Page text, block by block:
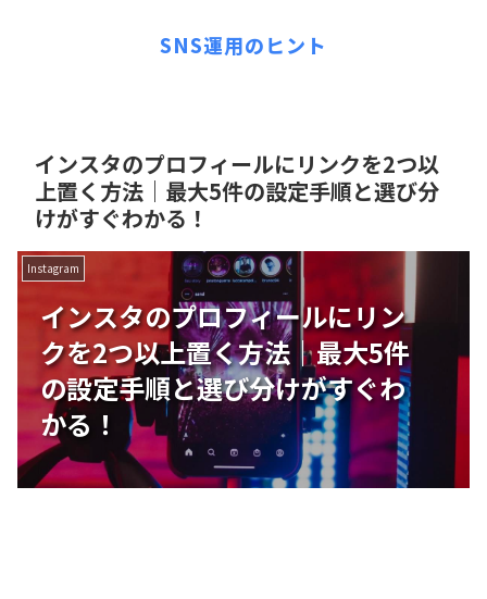
SNS運用のヒント
インスタのプロフィールにリンクを2つ以
上置く方法｜最大5件の設定手順と選び分
けがすぐわかる！
インスタのプロフィールにリン
クを2つ以上置く方法｜最大5件
の設定手順と選び分けがすぐわ
かる！
Instagram